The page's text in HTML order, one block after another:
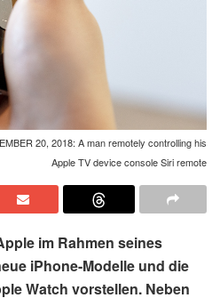
20, 2018: A man remotely controlling his
Apple TV device console Siri remote
im Rahmen seines
iPhone-Modelle und die
Watch vorstellen. Neben